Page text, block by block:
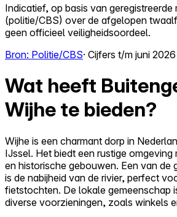
Indicatief, op basis van geregistreerde
(politie/CBS) over de afgelopen
geen officieel veiligheidsoordeel.
Bron: Politie/CBS· Cijfers t/m juni 2026
Wat heeft
Wijhe te bieden?
Wijhe is een charmant dorp in
IJssel. Het biedt een rustige
en historische gebouwen. Een van de
is de nabijheid van de rivier, perfect
fietstochten. De lokale gemeenschap
diverse voorzieningen, zoals winkels